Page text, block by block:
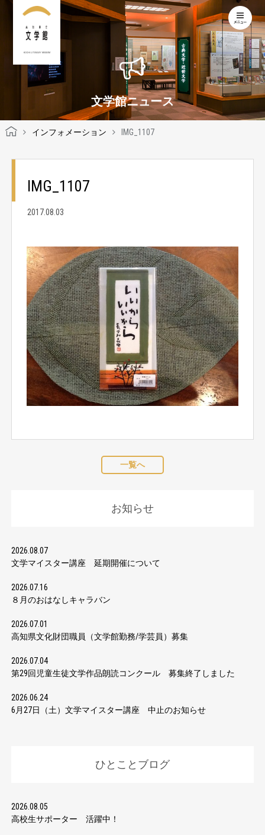
KOCHI LITERARY MUSEUM
文学館ニュース
インフォメーション IMG_1107
IMG_1107
2017.08.03
一覧へ
お知らせ
2026.08.07
文学マイスター講座 延期開催について
2026.07.16
８月のおはなしキャラバン
2026.07.01
高知県文化財団職員（文学館勤務/学芸員）募集
2026.07.04
第29回児童生徒文学作品朗読コンクール 募集終了しました
2026.06.24
6月27日（土）文学マイスター講座 中止のお知らせ
ひとことブログ
2026.08.05
高校生サポーター 活躍中！